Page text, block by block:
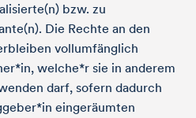
bzw. zu
Die Rechte an den
vollumfänglich
welche*r sie in anderem
darf, sofern dadurch
eingeräumten